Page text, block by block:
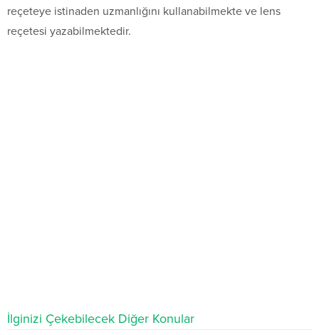
reçeteye istinaden uzmanlığını kullanabilmekte ve lens
reçetesi yazabilmektedir.
İlginizi Çekebilecek Diğer Konular